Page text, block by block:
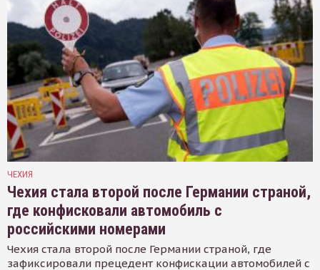
ЧЕХИЯ
Чехия стала второй после Германии страной,
где конфисковали автомобиль с
российскими номерами
Чехия стала второй после Германии страной, где
зафиксировали прецедент конфискации автомобилей с